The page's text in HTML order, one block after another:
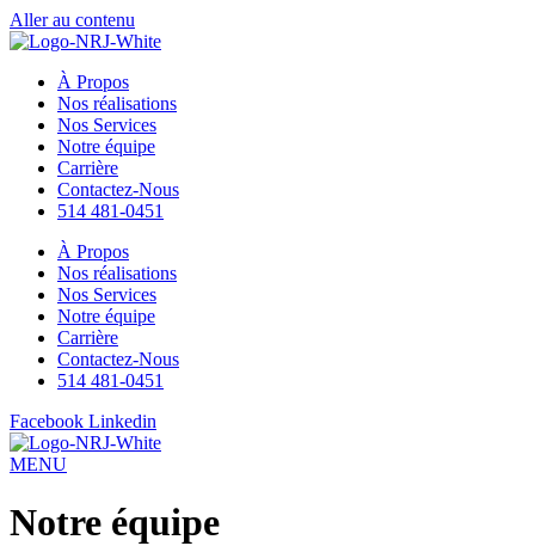
Aller au contenu
À Propos
Nos réalisations
Nos Services
Notre équipe
Carrière
Contactez-Nous
514 481-0451
À Propos
Nos réalisations
Nos Services
Notre équipe
Carrière
Contactez-Nous
514 481-0451
Facebook Linkedin
MENU
MENU
Notre équipe